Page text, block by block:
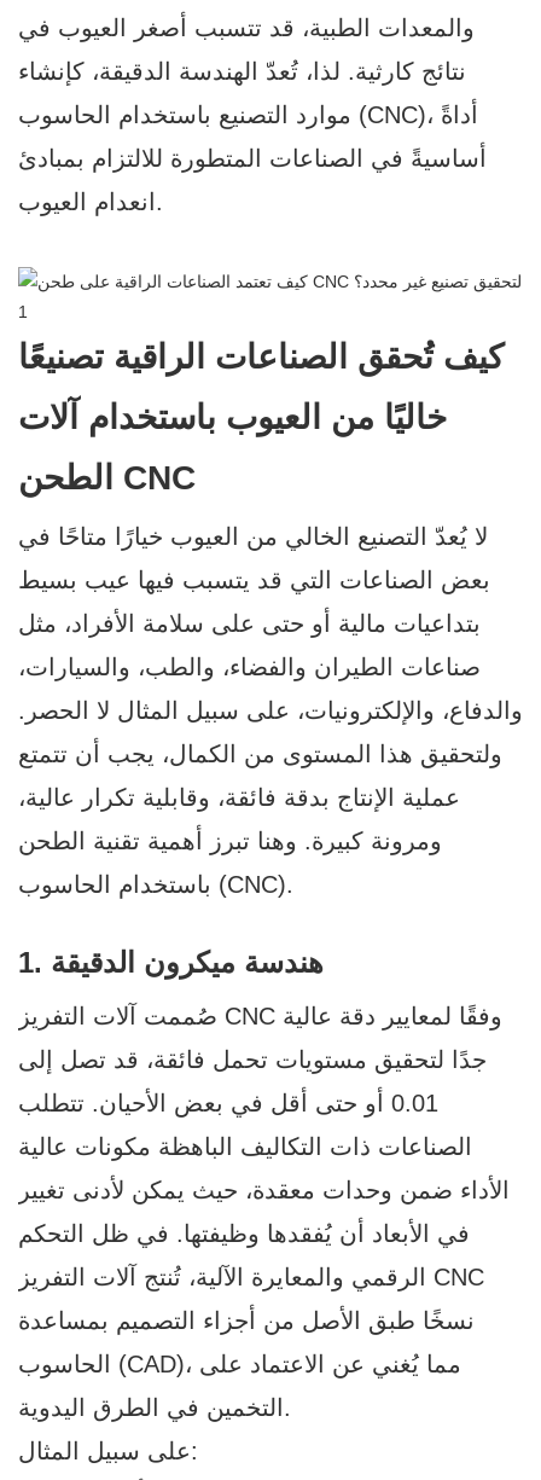
والمعدات الطبية، قد تتسبب أصغر العيوب في
نتائج كارثية. لذا، تُعدّ الهندسة الدقيقة، كإنشاء
موارد التصنيع باستخدام الحاسوب (CNC)، أداةً
أساسيةً في الصناعات المتطورة للالتزام بمبادئ
انعدام العيوب.
كيف تُحقق الصناعات الراقية تصنيعًا
خاليًا من العيوب باستخدام آلات
الطحن CNC
لا يُعدّ التصنيع الخالي من العيوب خيارًا متاحًا في
بعض الصناعات التي قد يتسبب فيها عيب بسيط
بتداعيات مالية أو حتى على سلامة الأفراد، مثل
صناعات الطيران والفضاء، والطب، والسيارات،
والدفاع، والإلكترونيات، على سبيل المثال لا الحصر.
ولتحقيق هذا المستوى من الكمال، يجب أن تتمتع
عملية الإنتاج بدقة فائقة، وقابلية تكرار عالية،
ومرونة كبيرة. وهنا تبرز أهمية تقنية الطحن
باستخدام الحاسوب (CNC).
1. هندسة ميكرون الدقيقة
صُممت آلات التفريز CNC وفقًا لمعايير دقة عالية
جدًا لتحقيق مستويات تحمل فائقة، قد تصل إلى
0.01 أو حتى أقل في بعض الأحيان. تتطلب
الصناعات ذات التكاليف الباهظة مكونات عالية
الأداء ضمن وحدات معقدة، حيث يمكن لأدنى تغيير
في الأبعاد أن يُفقدها وظيفتها. في ظل التحكم
الرقمي والمعايرة الآلية، تُنتج آلات التفريز CNC
نسخًا طبق الأصل من أجزاء التصميم بمساعدة
الحاسوب (CAD)، مما يُغني عن الاعتماد على
التخمين في الطرق اليدوية.
على سبيل المثال: